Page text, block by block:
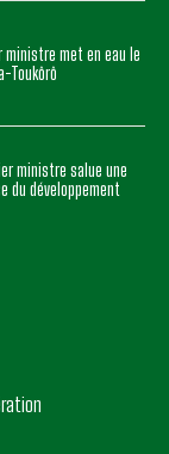
ministre met en eau le
Toukôrô
ministre salue une
du développement